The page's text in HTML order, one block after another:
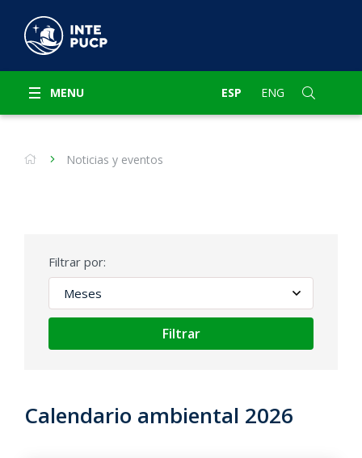
MENU ESP ENG
Noticias y eventos
Filtrar por:
Filtrar
Calendario ambiental 2026